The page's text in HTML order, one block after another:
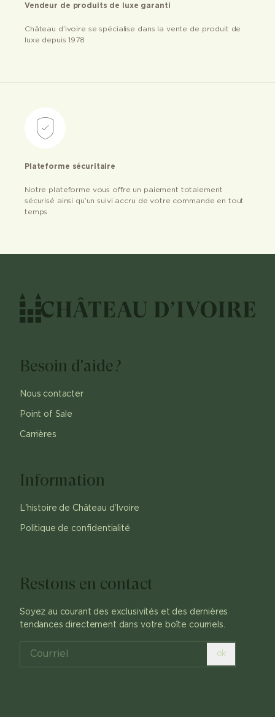
Vendeur de produits de luxe garanti
Château d’ivoire se spécialise dans la vente de produit de
luxe depuis 1978
Plateforme sécuritaire
Notre plateforme vous offre un paiement totalement
sécurisé ainsi qu’un suivi accru de votre commande en tout
temps
Besoin d'aide?
Nous contacter
Point of Sale
Carrières
Information
L'histoire de Château d'Ivoire
Politique de confidentialité
Restons en contact
Soyez au courant des exclusivités et des dernières
tendances directement dans votre boîte courriels.
ok